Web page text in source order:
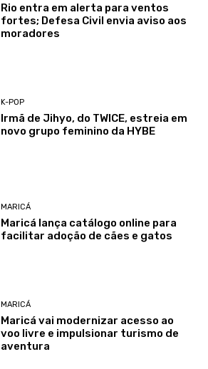
Rio entra em alerta para ventos
fortes; Defesa Civil envia aviso aos
moradores
K-POP
Irmã de Jihyo, do TWICE, estreia em
novo grupo feminino da HYBE
MARICÁ
Maricá lança catálogo online para
facilitar adoção de cães e gatos
MARICÁ
Maricá vai modernizar acesso ao
voo livre e impulsionar turismo de
aventura